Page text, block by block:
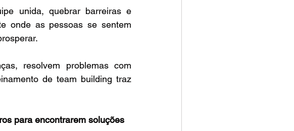
unida, quebrar barreiras e
onde as pessoas se sentem
resolvem problemas com
de team building traz
para encontrarem soluções